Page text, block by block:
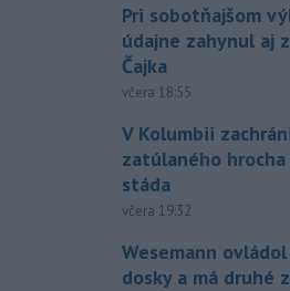
Pri sobotňajšom
údajne zahynul aj
Čajka
včera 18:55
V Kolumbii
zatúlaného hrocha
stáda
včera 19:32
Wesemann
dosky a má druhé